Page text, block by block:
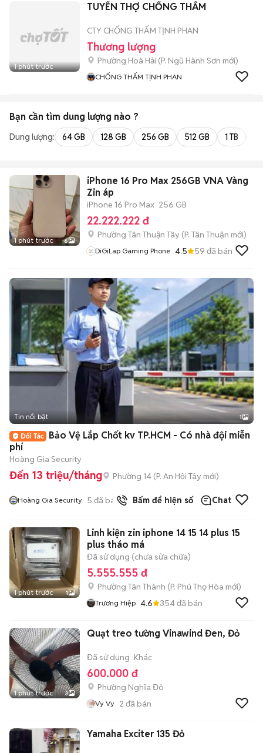
1 phút trước
TUYỂN THỢ CHỐNG THẤM
CTY CHỐNG THẤM TỊNH PHAN
Thương lượng
Phường Hoà Hải (P. Ngũ Hành Sơn mới)
CHỐNG THẤM TỊNH PHAN
Bạn cần tìm dung lượng nào ?
Dung lượng: 64 GB 128 GB 256 GB 512 GB 1 TB
1 phút trước 6
iPhone 16 Pro Max 256GB VNA Vàng
Zin áp
iPhone 16 Pro Max 256 GB
22.222.222 đ
Phường Tân Thuận Tây (P. Tân Thuận mới)
DiGiLap Gaming Phone 4.5 59 đã bán
Tin nổi bật 1
Bảo Vệ Lắp Chốt kv TP.HCM - Có nhà đội miễn
phí
Hoàng Gia Security
Đến 13 triệu/tháng Phường 14 (P. An Hội Tây mới)
Hoàng Gia Security 5 đã bán Bấm để hiện số Chat
1 phút trước 1
Linh kiện zin iphone 14 15 14 plus 15
plus tháo má
Đã sử dụng (chưa sửa chữa)
5.555.555 đ
Phường Tân Thành (P. Phú Thọ Hòa mới)
Trương Hiệp 4.6 354đã bán
1 phút trước 3
Quạt treo tường Vinawind Đen, Đỏ
Đã sử dụng Khác
600.000 đ
Phường Nghĩa Đô
Vy Vy 2 đã bán
Yamaha Exciter 135 Đỏ